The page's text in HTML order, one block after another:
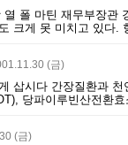
폴 마틴 재무부장관
크게 못 미치고 있다
(금)
삽시다 간장질환과
당파이루빈산전환
(금)